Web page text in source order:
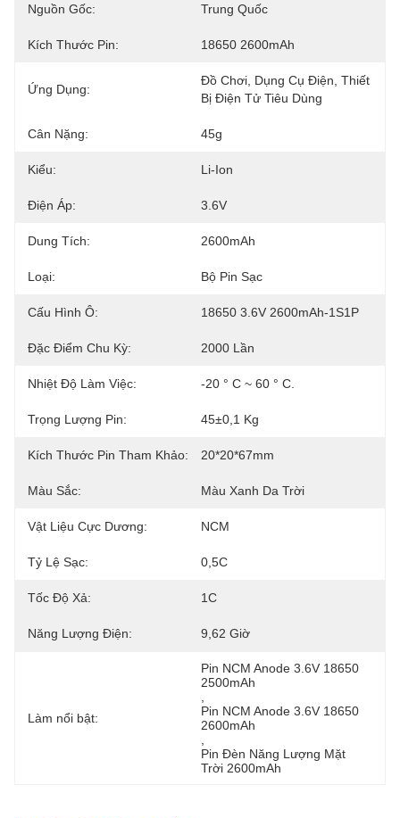
Nguồn Gốc: Trung Quốc
Kích Thước Pin: 18650 2600mAh
Ứng Dụng:
Đồ Chơi, Dụng Cụ Điện, Thiết
Bị Điện Tử Tiêu Dùng
Cân Nặng: 45g
Kiểu: Li-Ion
Điện Áp: 3.6V
Dung Tích: 2600mAh
Loại: Bộ Pin Sạc
Cấu Hình Ô: 18650 3.6V 2600mAh-1S1P
Đặc Điểm Chu Kỳ: 2000 Lần
Nhiệt Độ Làm Việc: -20 ° C ~ 60 ° C.
Trọng Lượng Pin: 45±0,1 Kg
Kích Thước Pin Tham Khảo: 20*20*67mm
Màu Sắc: Màu Xanh Da Trời
Vật Liệu Cực Dương: NCM
Tỷ Lệ Sạc: 0,5C
Tốc Độ Xả: 1C
Năng Lượng Điện: 9,62 Giờ
Làm nổi bật:
Pin NCM Anode 3.6V 18650
2500mAh
Pin NCM Anode 3.6V 18650
2600mAh
Pin Đèn Năng Lượng Mặt
Trời 2600mAh